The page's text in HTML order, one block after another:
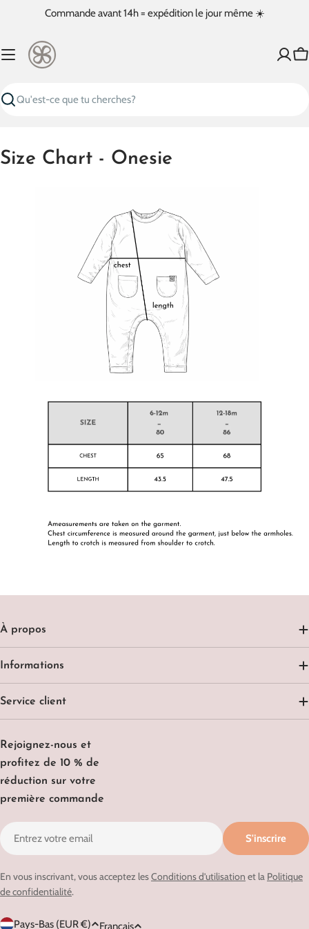
contenu
Commande avant 14h = expédition le jour même ☀️
Recherche
Size Chart - Onesie
Rejoignez-nous et
profitez de 10 % de
réduction sur votre
première commande
E-
mail
S'inscrire
En vous inscrivant, vous acceptez lesConditions d’utilisation et la Politique
de confidentialité.
À propos
Informations
Service client
P Pays-Bas (EUR €) Français